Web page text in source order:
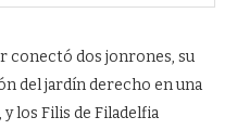
conectó dos jonrones, su
del jardín derecho en una
los Filis de Filadelfia